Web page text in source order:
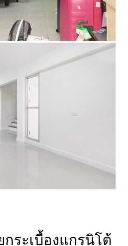
ระเบื้องแกรนิโต้